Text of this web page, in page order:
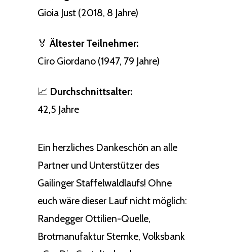
Gioia Just (2018, 8 Jahre)
🏅 Ältester Teilnehmer:
Ciro Giordano (1947, 79 Jahre)
📈 Durchschnittsalter:
42,5 Jahre
Ein herzliches Dankeschön an alle
Partner und Unterstützer des
Gailinger Staffelwaldlaufs! Ohne
euch wäre dieser Lauf nicht möglich:
Randegger Ottilien-Quelle,
Brotmanufaktur Stemke, Volksbank